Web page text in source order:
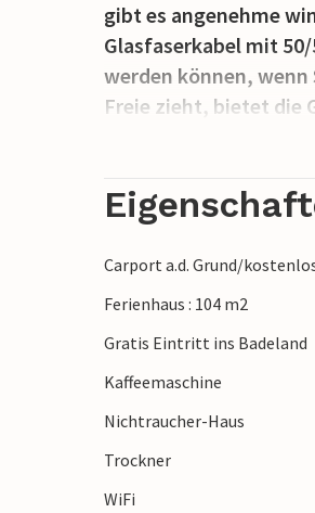
gibt es angenehme
Glasfaserkabel mit
werden können, wenn
Freie zieht, bietet die
oder Djurs
Carport a.d. Grund/
Ferienhaus : 104 m2
Gratis Eintritt ins Badeland
Kaffeemaschine
Nichtraucher-Haus
Trockner
WiFi